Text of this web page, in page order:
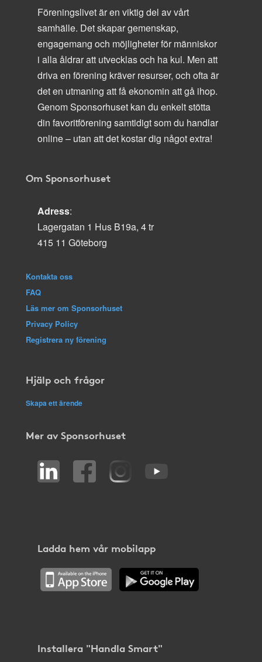
Föreningslivet är en viktig del av vårt
samhälle. Det skapar gemenskap,
engagemang och möjligheter för människor
i alla åldrar att utvecklas och ha kul. Men att
driva en förening kräver resurser, och ofta är
det en utmaning att få ekonomin att gå ihop.
Genom Sponsorhuset kan du enkelt stötta
din favoritförening samtidigt som du handlar
online – utan att det kostar dig något extra!
Om Sponsorhuset
Adress:
Lagergatan 1 Hus B19a, 4 tr
415 11 Göteborg
Kontakta oss
FAQ
Läs mer om Sponsorhuset
Privacy Policy
Registrera ny förening
Hjälp och frågor
Skapa ett ärende
Mer av Sponsorhuset
Ladda hem vår mobilapp
Installera "Handla Smart"